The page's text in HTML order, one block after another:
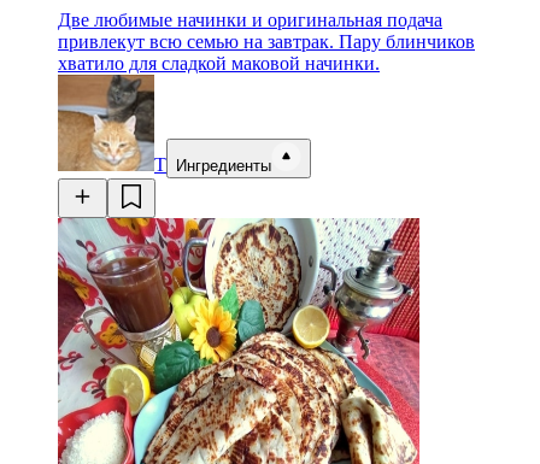
Две любимые начинки и оригинальная подача
привлекут всю семью на завтрак. Пару блинчиков
хватило для сладкой маковой начинки.
Т Ингредиенты